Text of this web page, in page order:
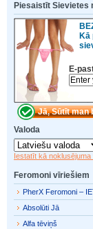
Piesaistīt Sievietes
Kā
E-
Valoda
Iestatīt kā noklusējuma
Feromoni vīriešiem
PherX Feromoni –
Absolūti Jā
Alfa tēviņš